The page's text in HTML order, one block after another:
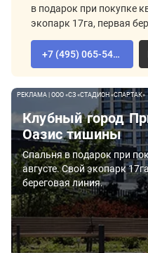
в подарок при покупке
экопарк 17га, первая
+7 (495) 065-54-02
РЕКЛАМА | ООО «СЗ «СТАДИОН «СПАРТАК»
Клубный город
Оазис тишины
Спальня в подарок при
августе. Свой экопарк
береговая линия.